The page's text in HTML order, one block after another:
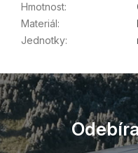
Hmotnost:
Materiál:
Jednotky:
Z
á
p
a
t